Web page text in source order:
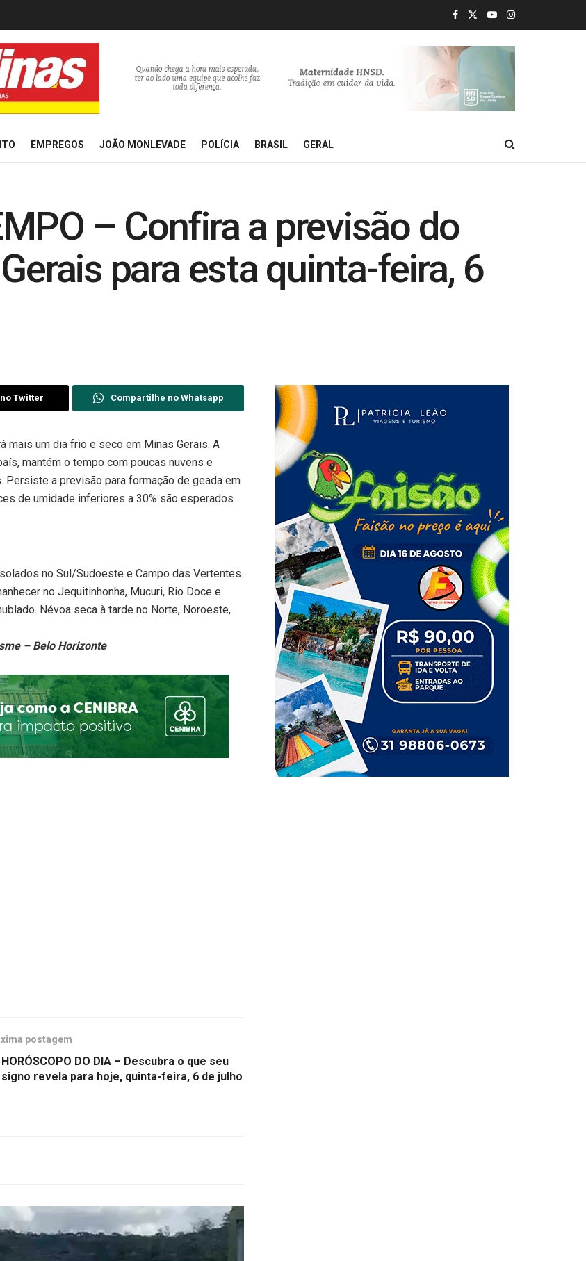
EMPREGOS JOÃO MONLEVADE POLÍCIA BRASIL GERAL
– Confira a previsão do
para esta quinta-feira, 6
Twitter Compartilhe no Whatsapp
mais um dia frio e seco em Minas Gerais. A
mantém o tempo com poucas nuvens e
a previsão para formação de geada em
de umidade inferiores a 30% são esperados
no Sul/Sudoeste e Campo das Vertentes.
no Jequitinhonha, Mucuri, Rio Doce e
Névoa seca à tarde no Norte, Noroeste,
– Belo Horizonte
postagem
HORÓSCOPO DO DIA – Descubra o que seu
signo revela para hoje, quinta-feira, 6 de julho